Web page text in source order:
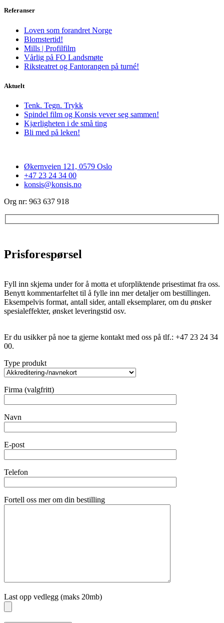
Referanser
Loven som forandret Norge
Blomstertid!
Mills | Profilfilm
Vårlig på FO Landsmøte
Riksteatret og Fantorangen på turné!
Aktuelt
Tenk. Tegn. Trykk
Spindel film og Konsis vever seg sammen!
Kjærligheten i de små ting
Bli med på leken!
Økernveien 121, 0579 Oslo
+47 23 24 34 00
konsis@konsis.no
Org nr: 963 637 918
Prisforespørsel
Fyll inn skjema under for å motta et uforpliktende prisestimat fra oss.
Benytt kommentarfeltet til å fylle inn mer detaljer om bestillingen.
Eksempelvis format, antall sider, antall eksemplarer, om du ønsker
spesialeffekter, ønsket leveringstid osv.
Er du usikker på noe ta gjerne kontakt med oss på tlf.: +47 23 24 34
00.
Type produkt
Firma (valgfritt)
Navn
E-post
Telefon
Fortell oss mer om din bestilling
Last opp vedlegg (maks 20mb)